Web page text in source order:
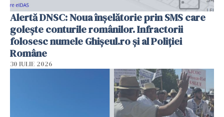
Alertă DNSC: Noua înșelătorie prin SMS care
golește conturile românilor. Infractorii
folosesc numele Ghișeul.ro și al Poliției
Române
30 IULIE 2026